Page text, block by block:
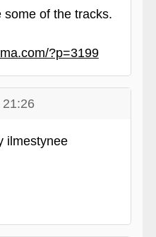
of the tracks.
?p=3199
21:26
ilmestynee